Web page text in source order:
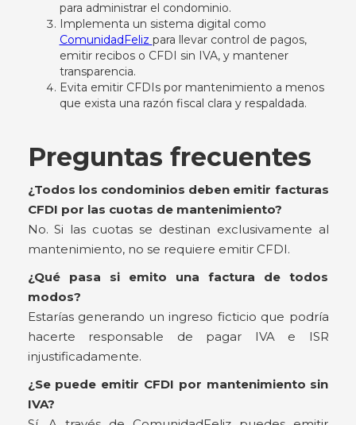
para administrar el condominio.
Implementa un sistema digital como
ComunidadFeliz para llevar control de pagos,
emitir recibos o CFDI sin IVA, y mantener
transparencia.
Evita emitir CFDIs por mantenimiento a menos
que exista una razón fiscal clara y respaldada.
Preguntas frecuentes
¿Todos los condominios deben emitir facturas
CFDI por las cuotas de mantenimiento?
No. Si las cuotas se destinan exclusivamente al
mantenimiento, no se requiere emitir CFDI.
¿Qué pasa si emito una factura de todos
modos?
Estarías generando un ingreso ficticio que podría
hacerte responsable de pagar IVA e ISR
injustificadamente.
¿Se puede emitir CFDI por mantenimiento sin
IVA?